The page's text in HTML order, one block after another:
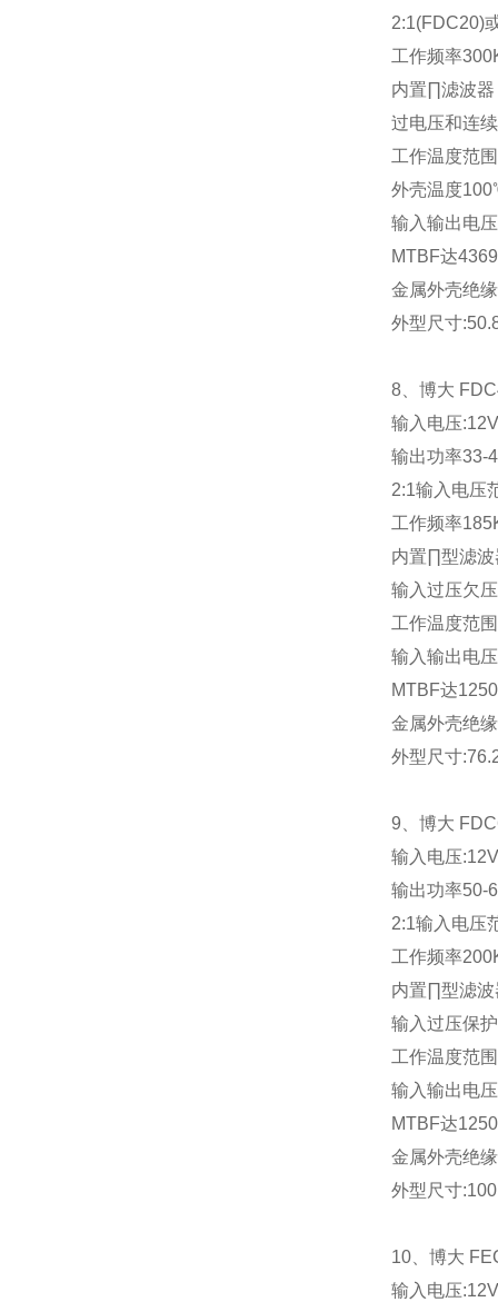
2:1(FDC20)
工作频率
内置∏滤波器
过电压和连
工作温度范围
外壳温度100
输入输出电压
MTBF达
金属外壳绝
外型尺寸
8、博大
输入电压
输出功率33-
2:1输入电压
工作频率
内置∏型滤波
输入过压欠
工作温度范围
输入输出电压
MTBF达
金属外壳绝
外型尺寸
9 、博大
输入电压
输出功率50-
2:1输入电压
工作频率
内置∏型滤波
输入过压保
工作温度范围
输入输出电压
MTBF达
金属外壳绝
外型尺寸
10、博大
输入电压